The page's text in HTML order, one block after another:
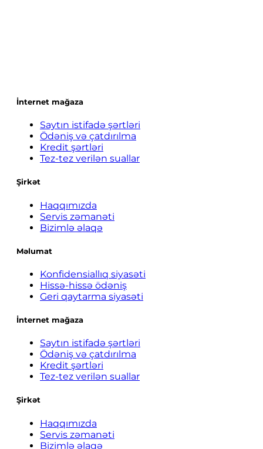
İnternet mağaza
Saytın istifadə şərtləri
Ödəniş və çatdırılma
Kredit şərtləri
Tez-tez verilən suallar
Şirkət
Haqqımızda
Servis zəmanəti
Bizimlə əlaqə
Məlumat
Konfidensiallıq siyasəti
Hissə-hissə ödəniş
Geri qaytarma siyasəti
İnternet mağaza
Saytın istifadə şərtləri
Ödəniş və çatdırılma
Kredit şərtləri
Tez-tez verilən suallar
Şirkət
Haqqımızda
Servis zəmanəti
Bizimlə əlaqə